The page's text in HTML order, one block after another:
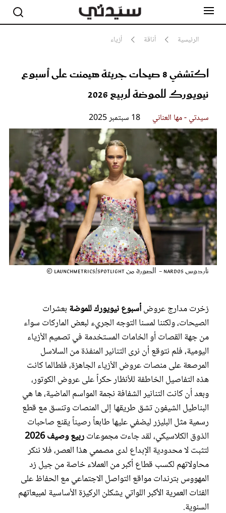
الرئيسية أناقة أزياء
اكتشفي 8 صيحات جريئة هيمنت على أسبوع
نيويورك للموضة لربيع 2026
سيدتي - مها العناني 18 سبتمبر 2025
ناردوس Nardos - الصورة من Launchmetrics/Spotlight ©
زخرت مدارج عروضأسبوع نيويورك للموضة بعشرات
الصيحات، ولكننا لمسنا التوجه الجريء لبعض الماركات سواء
من جهة القصات أو الخامات المستخدمة في تصميم الأزياء
اليومية، فلم نتوقع أن نرى التنانير المنفذة من السلاسل
المرصعة على منصات عروض الأزياء الجاهزة، فلطالما كانت
هذه التفاصيل الخاطفة للأنظار حكراً على عروض الكوتور،
وبعد أن كانت التنانير الشفافة نجمة المواسم الماضية، ها هي
البناطيل الشيفون تشق طريقها إلى المنصات وتنسق مع قطع
رسمية مثل البليزر ليضفي عليها طابعاً رصيناً يقنع صاحبات
الذوق الكلاسيكي، لقد جاءت مجموعاتربيع وصيف 2026
لتثبت لا محدودية الإبداع لدى مصممي هذا العصر، فلا ننكر
محاولاتهم لكسب قطاع أكبر من العملاء خاصة من جيل زد
المهووس بترندات مواقع التواصل الاجتماعي مع الحفاظ على
الفئات العمرية الأكبر اللواتي يشكلن الركيزة الأساسية لمبيعاتهم
السنوية.
مشاهير
جمال
سيدتي وطفلك
لايف ستايل
بلس+
فيديو
مطبخ سيدتي
مقالات الرأي
ستايل
تقارير
عروس سيدتي
مجلة سيدتي
غلاف رفمي